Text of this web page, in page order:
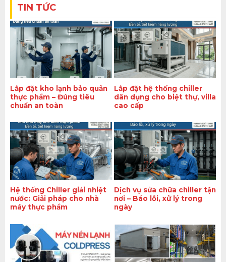
TIN TỨC
Lắp đặt kho lạnh bảo quản
thực phẩm – Đúng tiêu
chuẩn an toàn
Lắp đặt hệ thống chiller
dân dụng cho biệt thự, villa
cao cấp
Hệ thống Chiller giải nhiệt
nước: Giải pháp cho nhà
máy thực phẩm
Dịch vụ sửa chữa chiller tận
nơi – Báo lỗi, xử lý trong
ngày